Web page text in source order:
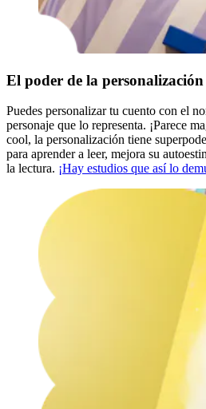
El poder de la personalización
Puedes personalizar tu cuento con el
personaje que lo representa. ¡Parece
cool, la personalización tiene
para aprender a leer, mejora su
la lectura. ¡Hay estudios que así lo